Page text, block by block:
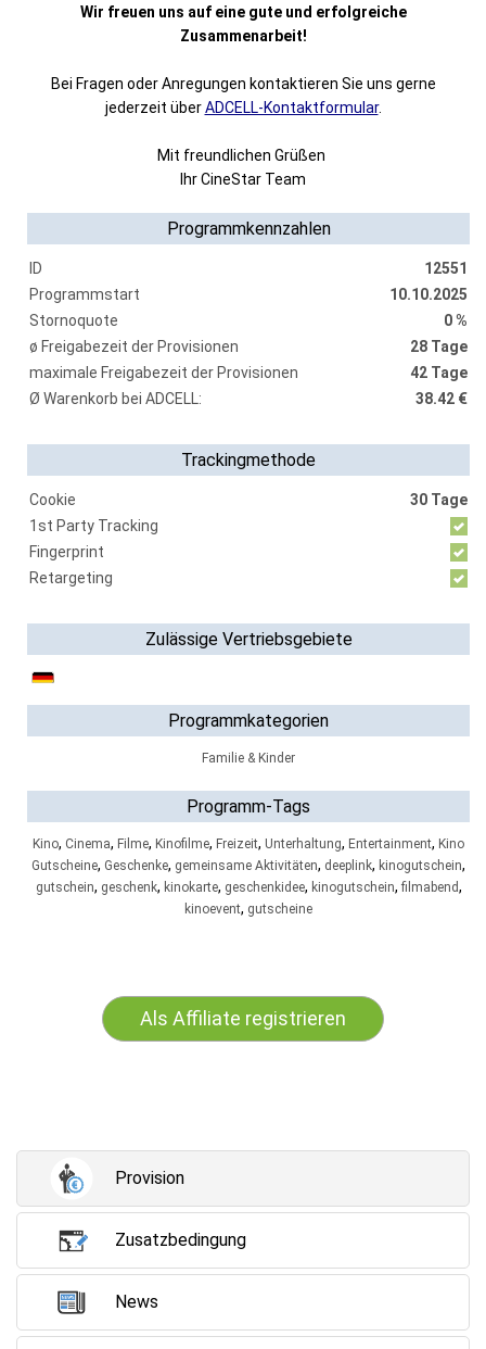
Wir freuen uns auf eine gute und erfolgreiche
Zusammenarbeit!
Bei Fragen oder Anregungen kontaktieren Sie uns gerne
jederzeit überADCELL-Kontaktformular.
Mit freundlichen Grüßen
Ihr CineStar Team
Programmkennzahlen
ID
12551
Programmstart
10.10.2025
Stornoquote
0 %
ø Freigabezeit der Provisionen
28 Tage
maximale Freigabezeit der Provisionen
42 Tage
Ø Warenkorb bei ADCELL:
38.42 €
Trackingmethode
Cookie
30 Tage
1st Party Tracking
Fingerprint
Retargeting
Zulässige Vertriebsgebiete
Programmkategorien
Familie & Kinder
Programm-Tags
Kino, Cinema, Filme, Kinofilme, Freizeit, Unterhaltung, Entertainment, Kino
Gutscheine, Geschenke, gemeinsame Aktivitäten, deeplink, kinogutschein,
gutschein, geschenk, kinokarte, geschenkidee, kinogutschein, filmabend,
kinoevent, gutscheine
Als Affiliate registrieren
Provision
Zusatzbedingung
News